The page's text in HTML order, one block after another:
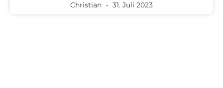
Christian 31. Juli 2023